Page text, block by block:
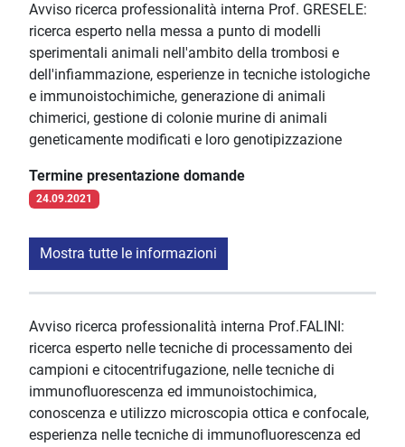
Avviso ricerca professionalità interna Prof. GRESELE:
ricerca esperto nella messa a punto di modelli
sperimentali animali nell'ambito della trombosi e
dell'infiammazione, esperienze in tecniche istologiche
e immunoistochimiche, generazione di animali
chimerici, gestione di colonie murine di animali
geneticamente modificati e loro genotipizzazione
Termine presentazione domande
24.09.2021
Mostra tutte le informazioni
Avviso ricerca professionalità interna Prof.FALINI:
ricerca esperto nelle tecniche di processamento dei
campioni e citocentrifugazione, nelle tecniche di
immunofluorescenza ed immunoistochimica,
conoscenza e utilizzo microscopia ottica e confocale,
esperienza nelle tecniche di immunofluorescenza ed